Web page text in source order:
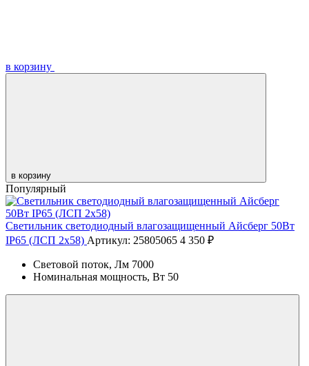
в корзину
в корзину
Популярный
Светильник светодиодный влагозащищенный Айсберг 50Вт
IP65 (ЛСП 2х58) Артикул: 25805065 4 350 ₽
Световой поток, Лм 7000
Номинальная мощность, Вт 50